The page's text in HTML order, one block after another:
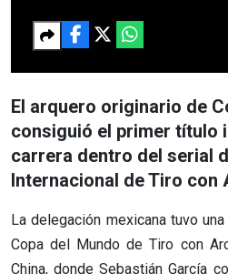
El arquero originario de
consiguió el primer título
carrera dentro del serial
Internacional de Tiro con
La delegación mexicana tuvo
Copa del Mundo de Tiro con
China, donde Sebastián García